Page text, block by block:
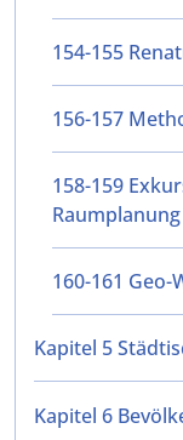
154-155
156-157
158-159
Raumplanung
160-161 Geo-
Kapitel 5
Kapitel 6